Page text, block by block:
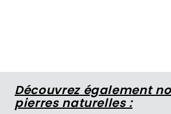
Découvrez également
pierres naturelles :